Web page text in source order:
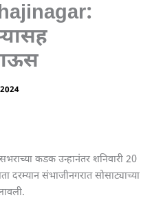
कडक उन्हानंतर शनिवारी 20
दरम्यान संभाजीनगरात सोसाट्याच्या